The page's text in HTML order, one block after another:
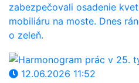
zabezpečovali osadenie
mobiliáru na moste. Dnes
o zeleň.
12.06.2026 11:52